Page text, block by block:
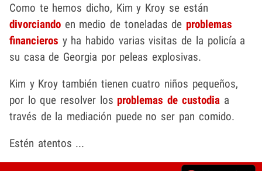
Como te hemos dicho, Kim y Kroy se están
divorciando en medio de toneladas de problemas
financieros y ha habido varias visitas de la policía a
su casa de Georgia por peleas explosivas.
Kim y Kroy también tienen cuatro niños pequeños,
por lo que resolver los problemas de custodiaa
través de la mediación puede no ser pan comido.
Estén atentos ...